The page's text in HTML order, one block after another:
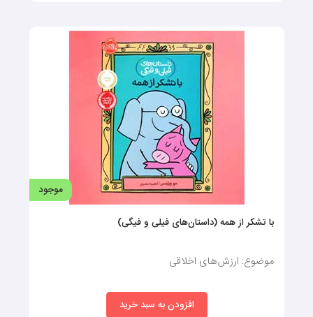
موجود
با تشکر از همه (داستان‌های فیلی و فیگی)
موضوع: ارزش‌های اخلاقی
افزودن به سبد خرید